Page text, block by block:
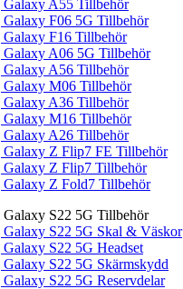
Galaxy A55 Tillbehör
Galaxy F06 5G Tillbehör
Galaxy F16 Tillbehör
Galaxy A06 5G Tillbehör
Galaxy A56 Tillbehör
Galaxy M06 Tillbehör
Galaxy A36 Tillbehör
Galaxy M16 Tillbehör
Galaxy A26 Tillbehör
Galaxy Z Flip7 FE Tillbehör
Galaxy Z Flip7 Tillbehör
Galaxy Z Fold7 Tillbehör
Galaxy S22 5G Tillbehör
Galaxy S22 5G Skal & Väskor
Galaxy S22 5G Headset
Galaxy S22 5G Skärmskydd
Galaxy S22 5G Reservdelar